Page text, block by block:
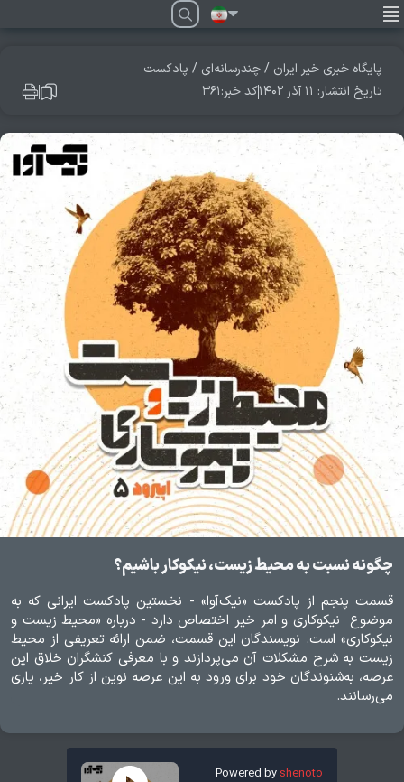
فارسی
پایگاه خبری خیر ایران /چندرسانه‌ای / پادکست
تاریخ انتشار: ۱۱ آذر ۱۴۰۲
کد خبر:۳۶۱
چگونه نسبت به محیط زیست، نیکوکار باشیم؟
قسمت پنجم از پادکست «نیک‌آوا» - نخستین پادکست ایرانی که به
موضوع نیکوکاری و امر خیر اختصاص دارد - درباره «محیط‌ زیست و
نیکوکاری» است. نویسندگان این قسمت، ضمن ارائه تعریفی از محیط
زیست به شرح مشکلات آن می‌پردازند و با معرفی کنشگران خلاق این
عرصه، به‌شنوندگان خود برای ورود به این عرصه نوین از کار خیر، یاری
می‌رسانند.